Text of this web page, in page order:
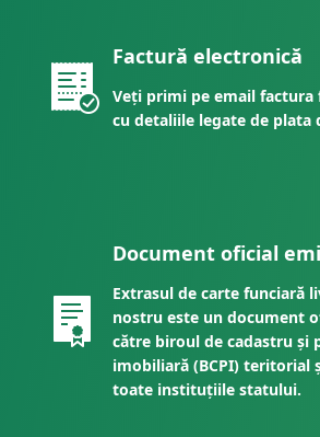
Factură electronică
Veți primi pe email factura
cu detaliile legate de plata
Document oficial
Extrasul de carte funciară
nostru este un document
către biroul de cadastru și
imobiliară (BCPI) teritorial
toate instituțiile statului.